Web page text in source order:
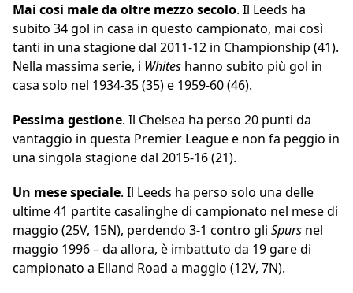
Mai cosi male da oltre mezzo secolo. Il Leeds ha
subito 34 gol in casa in questo campionato, mai così
tanti in una stagione dal 2011-12 in Championship (41).
Nella massima serie, i Whites hanno subito più gol in
casa solo nel 1934-35 (35) e 1959-60 (46).
Pessima gestione. Il Chelsea ha perso 20 punti da
vantaggio in questa Premier League e non fa peggio in
una singola stagione dal 2015-16 (21).
Un mese speciale. Il Leeds ha perso solo una delle
ultime 41 partite casalinghe di campionato nel mese di
maggio (25V, 15N), perdendo 3-1 contro gli Spurs nel
maggio 1996 – da allora, è imbattuto da 19 gare di
campionato a Elland Road a maggio (12V, 7N).